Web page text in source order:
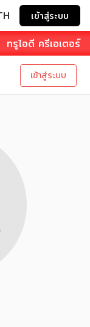
เข้าสู่ระบบ
ทรูไอดี ครีเอเตอร์
เข้าสู่ระบบ